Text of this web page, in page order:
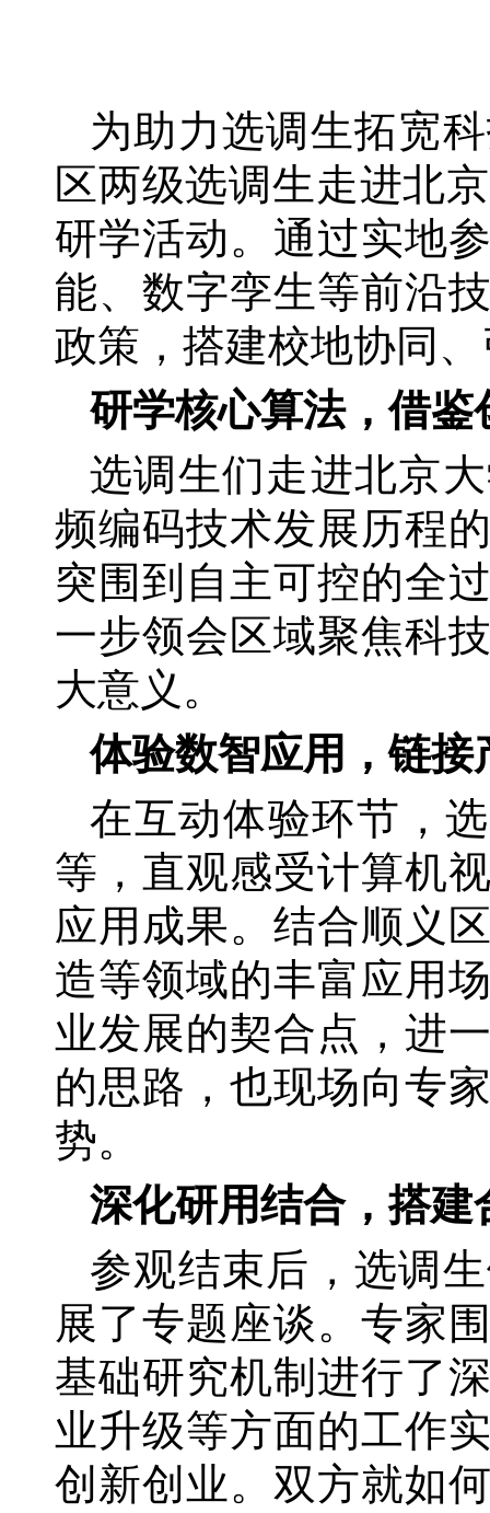
为助力选调生拓宽
区两级选调生走进北
研学活动。通过实地
能、数字孪生等前沿
政策，搭建校地协同
研学核心算法，借鉴
选调生们走进北京
频编码技术发展历程
突围到自主可控的全
一步领会区域聚焦科
大意义。
体验数智应用，链接
在互动体验环节，
等，直观感受计算机
应用成果。结合顺义
造等领域的丰富应用
业发展的契合点，进
的思路，也现场向专
势。
深化研用结合，搭建
参观结束后，选调
展了专题座谈。专家
基础研究机制进行了
业升级等方面的工作
创新创业。双方就如